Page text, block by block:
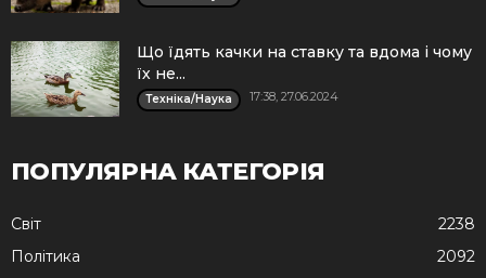
Що їдять качки на ставку та вдома і чому
їх не...
Техніка/Наука 17:38, 27.06.2024
ПОПУЛЯРНА КАТЕГОРІЯ
Cвіт
2238
Політика
2092